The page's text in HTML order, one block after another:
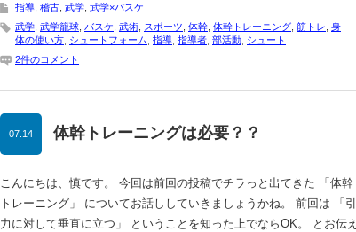
指導 稽古 武学 武学×バスケ
武学 武学籠球 バスケ 武術 スポーツ 体幹 体幹トレーニング 筋トレ 身
体の使い方 シュートフォーム 指導 指導者 部活動 シュート
2件のコメント
体幹トレーニングは必要？？
07.14
こんにちは、慎です。 今回は前回の投稿でチラっと出てきた 「体幹
トレーニング」 についてお話ししていきましょうかね。 前回は 「引
力に対して垂直に立つ」 ということを知った上でならOK。 とお伝え